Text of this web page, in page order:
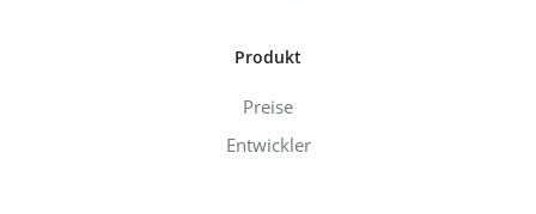
Produkt
Preise
Entwickler